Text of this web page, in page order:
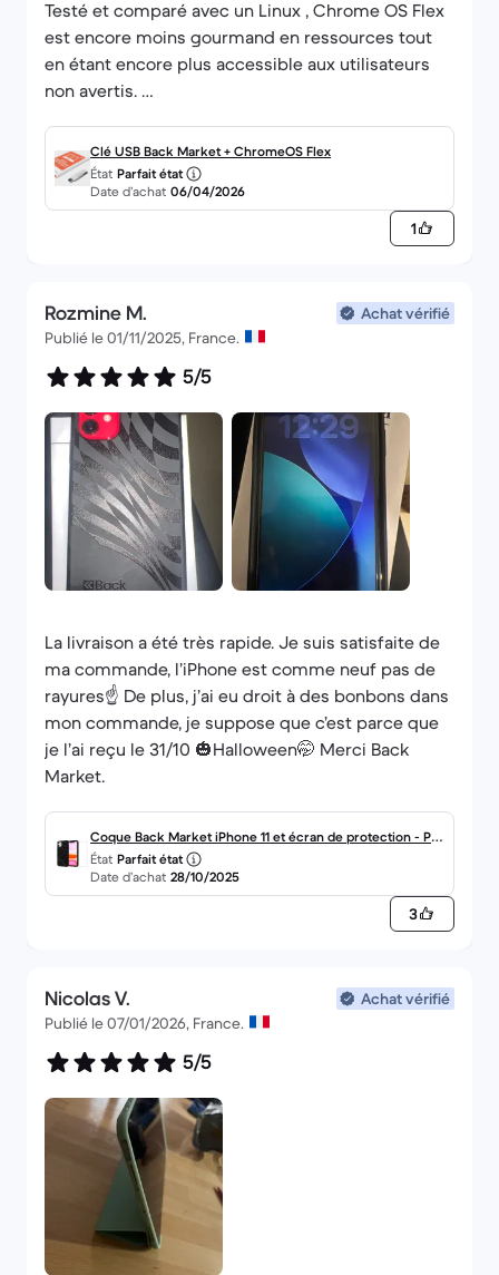
Testé et comparé avec un Linux , Chrome OS Flex
est encore moins gourmand en ressources tout
en étant encore plus accessible aux utilisateurs
non avertis.
Clé USB Back Market + ChromeOS Flex
État Parfait état
Date d’achat 06/04/2026
1
Rozmine M.
Achat vérifié
Publié le 01/11/2025, France.
5/5
La livraison a été très rapide. Je suis satisfaite de
ma commande, l’iPhone est comme neuf pas de
rayures☝️ De plus, j’ai eu droit à des bonbons dans
mon commande, je suppose que c’est parce que
je l’ai reçu le 31/10 🎃Halloween🤭 Merci Back
Market.
Coque Back Market iPhone 11 et écran de protection - Pla
stique recyclé - Noir
État Parfait état
Date d’achat 28/10/2025
3
Nicolas V.
Achat vérifié
Publié le 07/01/2026, France.
5/5